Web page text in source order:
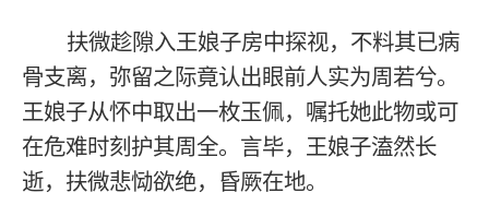
扶微趁隙入王娘子房中探视，不料其已病
骨支离，弥留之际竟认出眼前人实为周若兮。
王娘子从怀中取出一枚玉佩，嘱托她此物或可
在危难时刻护其周全。言毕，王娘子溘然长
逝，扶微悲恸欲绝，昏厥在地。